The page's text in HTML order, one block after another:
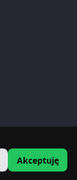
Akceptuję